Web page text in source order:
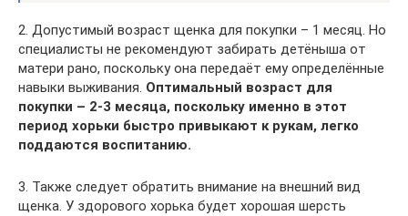
2. Допустимый возраст щенка для покупки – 1 месяц. Но
специалисты не рекомендуют забирать детёныша от
матери рано, поскольку она передаёт ему определённые
навыки выживания. Оптимальный возраст для
покупки – 2-3 месяца, поскольку именно в этот
период хорьки быстро привыкают к рукам, легко
поддаются воспитанию.
3. Также следует обратить внимание на внешний вид
щенка. У здорового хорька будет хорошая шерсть